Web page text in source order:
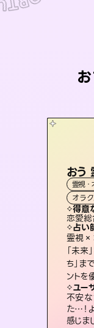
おう
霊視・
オラ
得意
恋愛
占い
霊視×
「未
ち」ま
ントを
ユー
不安
た…！
感じま